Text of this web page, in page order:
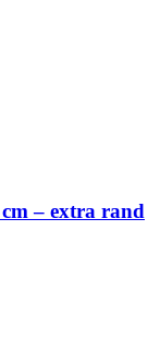
– extra rand